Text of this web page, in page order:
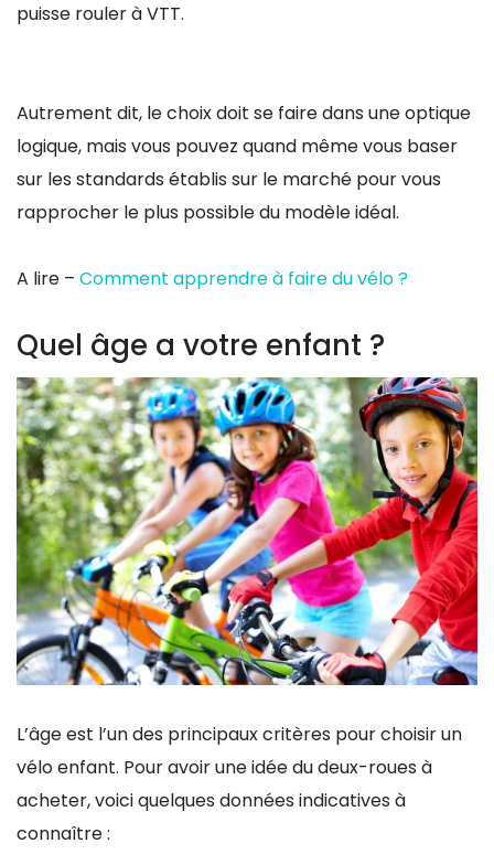
puisse rouler à VTT.
Autrement dit, le choix doit se faire dans une optique
logique, mais vous pouvez quand même vous baser
sur les standards établis sur le marché pour vous
rapprocher le plus possible du modèle idéal.
A lire – Comment apprendre à faire du vélo ?
Quel âge a votre enfant ?
L’âge est l’un des principaux critères pour choisir un
vélo enfant. Pour avoir une idée du deux-roues à
acheter, voici quelques données indicatives à
connaître :